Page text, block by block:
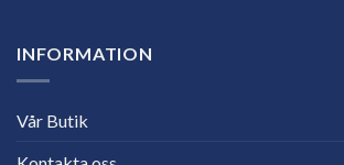
INFORMATION
Vår Butik